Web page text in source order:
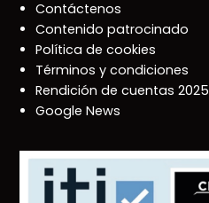
Contáctenos
Contenido patrocinado
Política de cookies
Términos y condiciones
Rendición de cuentas 2025
Google News